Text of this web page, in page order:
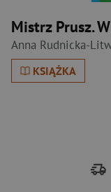
Mistrz Prusz.
Anna Rudnicka-
KSIĄŻKA